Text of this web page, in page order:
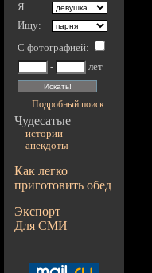
Я:
Ищу:
С фотографией:
-
лет
Подробный поиск
Чудесатые
истории
анекдоты
Как легко
приготовить обед
Экспорт
Для СМИ